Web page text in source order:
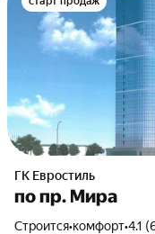
ГК Евростиль
по пр. Мира
Строится•комфорт•4.1